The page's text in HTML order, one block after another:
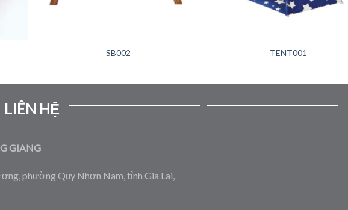
SB002 TENT001
LIÊN HỆ
GIANG
phường Quy Nhơn Nam, tỉnh Gia Lai,